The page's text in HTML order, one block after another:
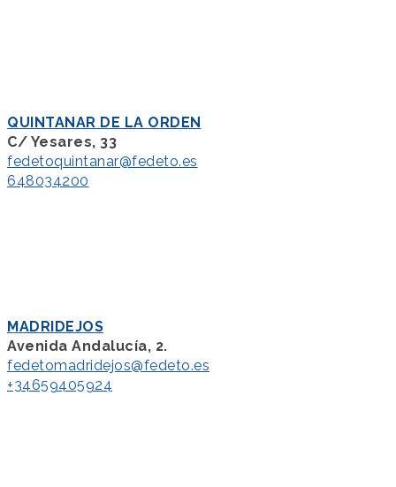
QUINTANAR DE LA ORDEN
C/ Yesares, 33
fedetoquintanar@fedeto.es
648034200
MADRIDEJOS
Avenida Andalucía, 2.
fedetomadridejos@fedeto.es
+34659405924